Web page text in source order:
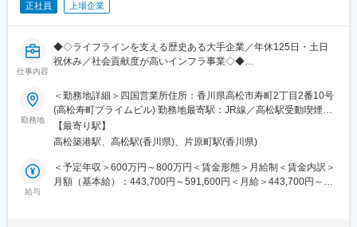
■長期ビジョン・経営計画：
百十四グループ 「長期ビジョン2030」
＜私たちが実現したいこと＞
し、汗をかき、その課題解決に全力を尽くすことで、“地域のみん
な”がよりよくあり続けるための力になることです。
◇お客さま・地域の課題が多様化・複雑化する中、私たちはその
解決に向けたパートナーとして伴走していくことで、“地域のみん
創っていきます。
正社員 上場企業
仕事内容
◆◇ライフラインを支える歴史ある大手企業／年休125日・土日
祝休み／社会貢献度が高いインフラ事業◇◆
■業務内容
電力設備や水処理施設、各種プラントの電気工事に関する施工管
理（現場代理人）を担当頂きます。
■業務詳細
これまでのご経験に応じて当面の業務内容を決定しますが、主に
は下記の業務内容です。
勤務地
＜勤務地詳細＞四国営業所住所：香川県高松市寿町2丁目2番10号
(高松寿町プライムビル) 勤務地最寄駅：JR線／高松駅受動喫煙対
策：屋内全面禁煙変更の範囲：会社の定める事業所
【最寄り駅】
高松築港駅、高松駅(香川県)、片原町駅(香川県)
給与
＜予定年収＞600万円～800万円＜賃金形態＞月給制＜賃金内訳＞
月額（基本給）：443,700円～591,600円＜月給＞443,700円～